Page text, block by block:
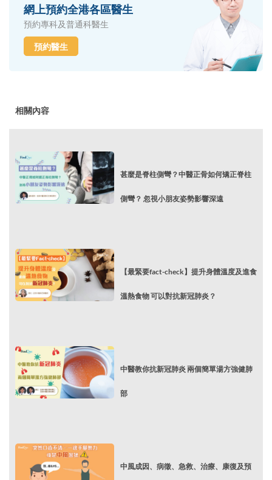
網上預約全港各區醫生
預約專科及普通科醫生
預約醫生
相關內容
甚麼是脊柱側彎？中醫正骨如何矯正脊柱
側彎？ 忽視小朋友姿勢影響深遠
【最緊要fact-check】提升身體溫度及進食
溫熱食物 可以對抗新冠肺炎？
中醫教你抗新冠肺炎 兩個簡單湯方強健肺
部
中風成因、病徵、急救、治療、康復及預